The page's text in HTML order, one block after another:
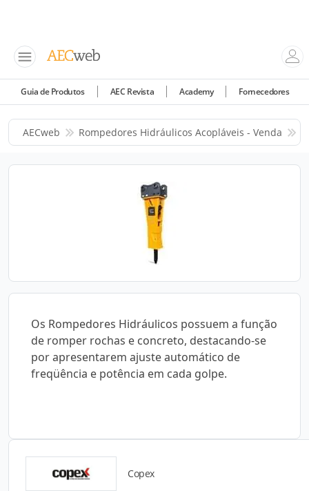
Guia de Produtos AEC Revista Academy Fornecedores
AECweb Rompedores Hidráulicos Acopláveis - Venda
Os Rompedores Hidráulicos possuem a função
de romper rochas e concreto, destacando-se
por apresentarem ajuste automático de
freqüência e potência em cada golpe.
Copex
Catálogos para Download